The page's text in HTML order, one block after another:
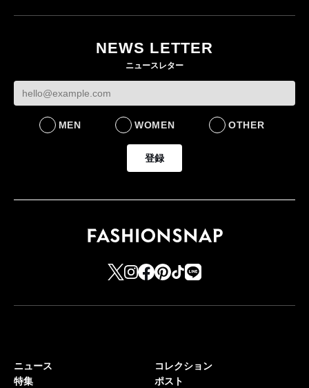
ケットなど7型を発売
FASHION
をラインナップ
LIFESTYLE
NEWS LETTER
ニュースレター
MEN WOMEN OTHER
登録
ニュース
特集
コレクション
ポスト